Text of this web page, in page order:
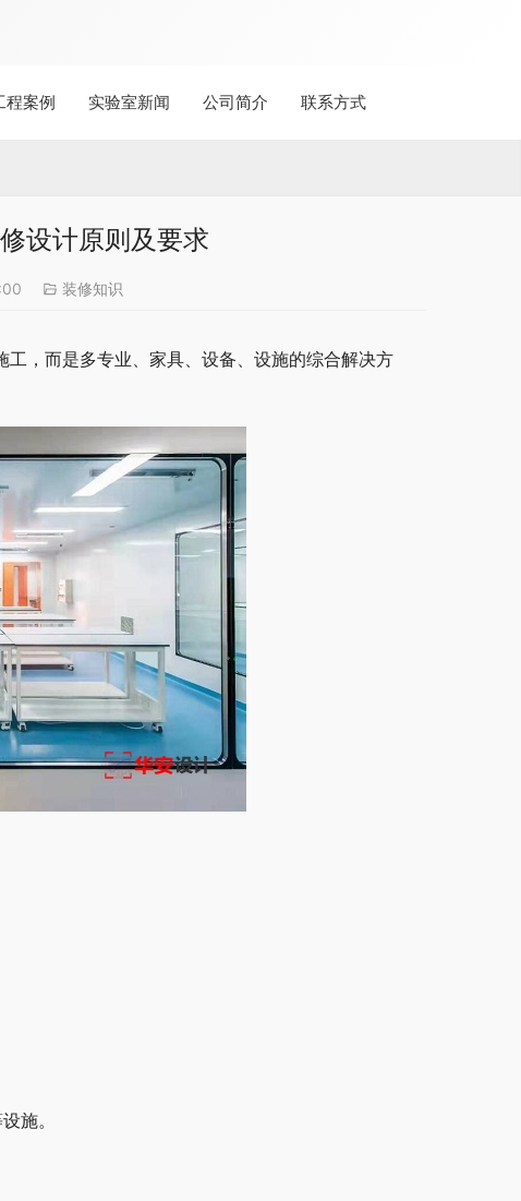
程案例 实验室新闻 公司简介 联系方式
设计原则及要求
装修知识
，而是多专业、家具、设备、设施的综合解决方
施。